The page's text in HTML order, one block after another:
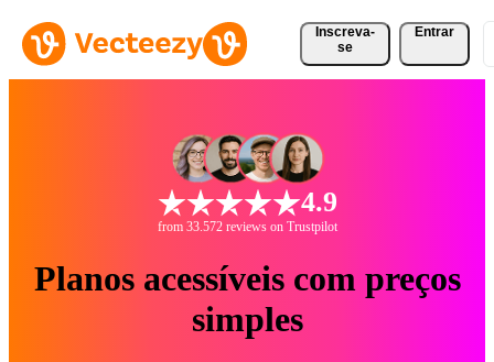
Inscreva-
se
Entrar
4.9
from 33.572 reviews on Trustpilot
Planos acessíveis com preços
simples